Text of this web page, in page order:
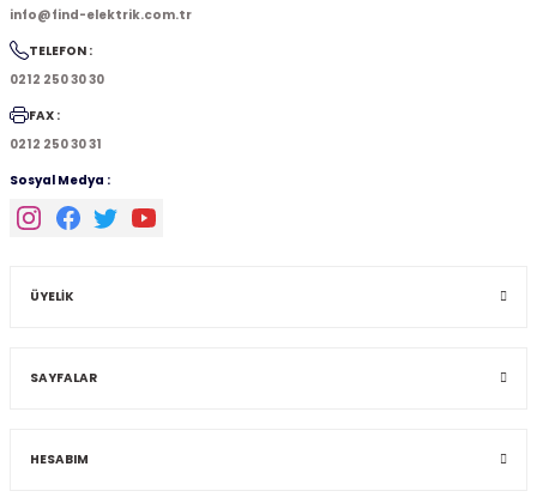
info@find-elektrik.com.tr
TELEFON :
0212 250 30 30
FAX :
0212 250 30 31
Sosyal Medya :
ÜYELİK
SAYFALAR
HESABIM